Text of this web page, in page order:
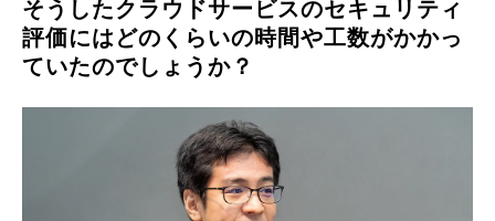
そうしたクラウドサービスのセキュリティ
評価にはどのくらいの時間や工数がかかっ
ていたのでしょうか？